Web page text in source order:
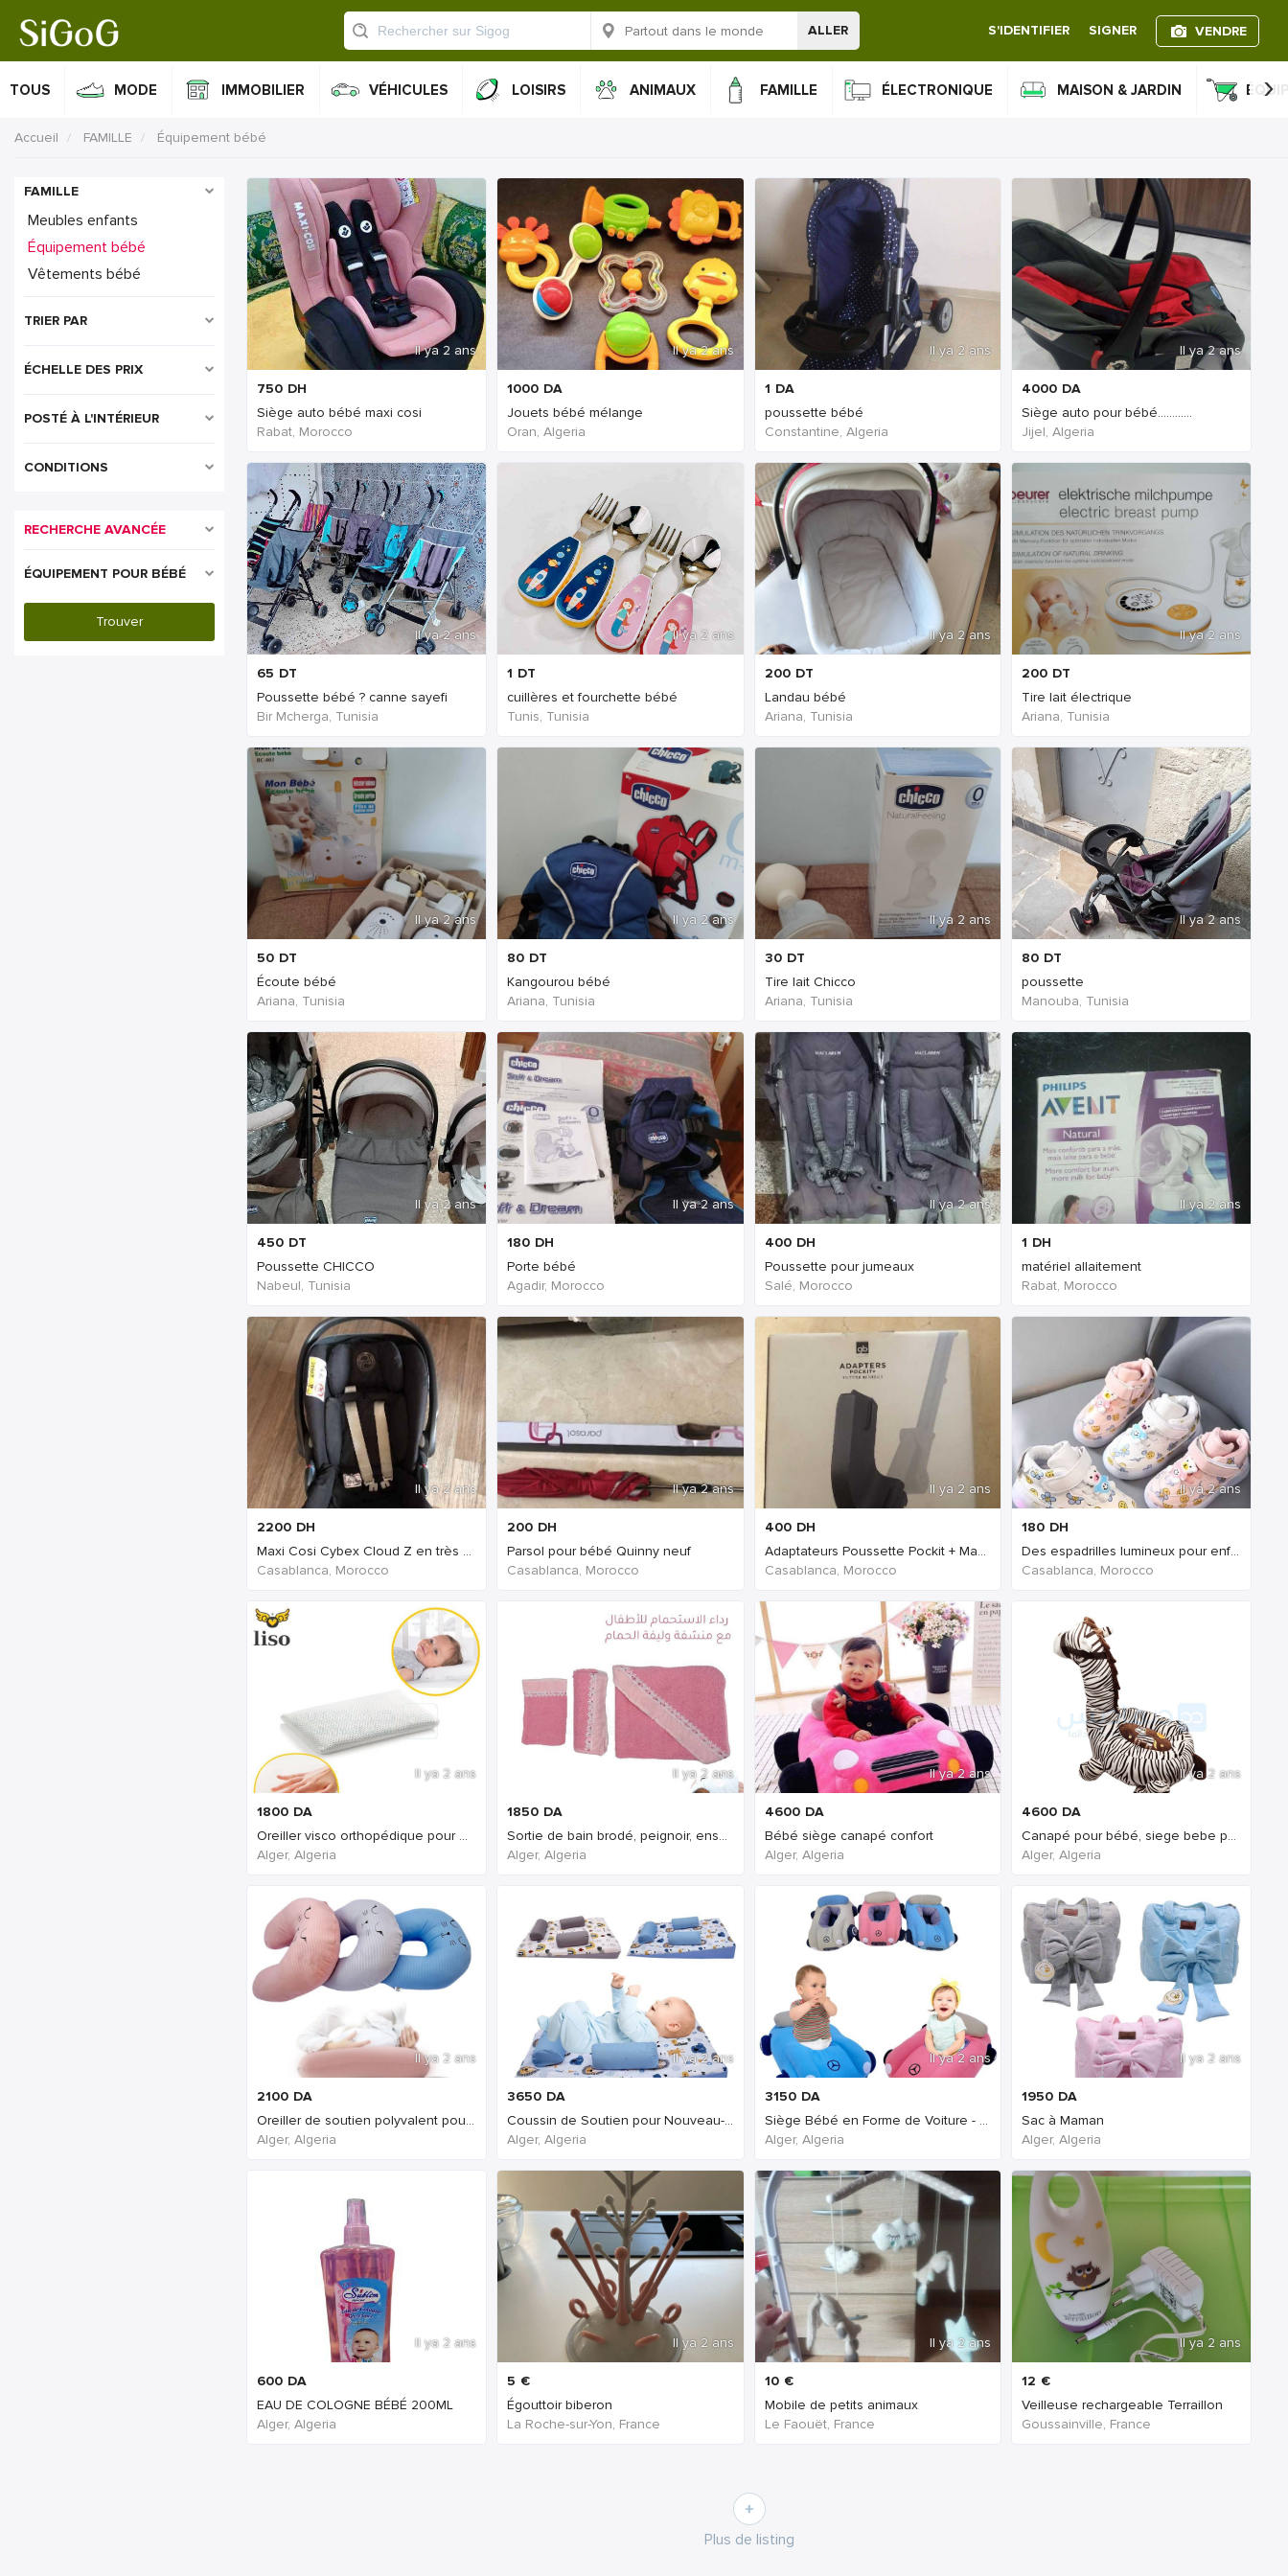
ALLER S'IDENTIFIER SIGNER VENDRE
TOUS MODE IMMOBILIER VÉHICULES LOISIRS ANIMAUX FAMILLE ÉLECTRONIQUE MAISON & JARDIN ›
Accueil FAMILLE Équipement bébé
FAMILLE
Meubles enfants
Équipement bébé
Vêtements bébé
TRIER PAR
ÉCHELLE DES PRIX
POSTÉ À L'INTÉRIEUR
CONDITIONS
RECHERCHE AVANCÉE
ÉQUIPEMENT POUR BÉBÉ
Il ya 2 ans
750 DH
Siège auto bébé maxi cosi
Rabat, Morocco
Il ya 2 ans
65 DT
Poussette bébé ? canne sayefi
Bir Mcherga, Tunisia
Il ya 2 ans
50 DT
Écoute bébé
Ariana, Tunisia
Il ya 2 ans
450 DT
Poussette CHICCO
Nabeul‎, Tunisia
Il ya 2 ans
2200 DH
Maxi Cosi Cybex Cloud Z en très bon état
Casablanca, Morocco
Il ya 2 ans
1800 DA
Oreiller visco orthopédique pour enfants - la clé d'un sommeil sain 40
Alger, Algeria
Il ya 2 ans
2100 DA
Oreiller de soutien polyvalent pour bébés et bébés
Alger, Algeria
Il ya 2 ans
600 DA
EAU DE COLOGNE BÉBÉ 200ML
Alger, Algeria
Il ya 2 ans
1000 DA
Jouets bébé mélange
Oran, Algeria
Il ya 2 ans
1 DT
cuillères et fourchette bébé
Tunis, Tunisia
Il ya 2 ans
80 DT
Kangourou bébé
Ariana, Tunisia
Il ya 2 ans
180 DH
Porte bébé
Agadir, Morocco
Il ya 2 ans
200 DH
Parsol pour bébé Quinny neuf
Casablanca, Morocco
Il ya 2 ans
1850 DA
Sortie de bain brodé, peignoir, ensemble bebe cape avec gant
Alger, Algeria
Il ya 2 ans
3650 DA
Coussin de Soutien pour Nouveau-né avec Coussin Anti-dérapant
Alger, Algeria
Il ya 2 ans
5 €
Égouttoir biberon
La Roche-sur-Yon, France
Il ya 2 ans
1 DA
poussette bébé
Constantine, Algeria
Il ya 2 ans
200 DT
Landau bébé
Ariana, Tunisia
Il ya 2 ans
30 DT
Tire lait Chicco
Ariana, Tunisia
Il ya 2 ans
400 DH
Poussette pour jumeaux
Salé, Morocco
Il ya 2 ans
400 DH
Adaptateurs Poussette Pockit + Maxi Cosi Cybex
Casablanca, Morocco
Il ya 2 ans
4600 DA
Bébé siège canapé confort
Alger, Algeria
Il ya 2 ans
3150 DA
Siège Bébé en Forme de Voiture - Confortable et Sécurisé
Alger, Algeria
Il ya 2 ans
10 €
Mobile de petits animaux
Le Faouët, France
Il ya 2 ans
4000 DA
Siège auto pour bébé............
Jijel, Algeria
Il ya 2 ans
200 DT
Tire lait électrique
Ariana, Tunisia
Il ya 2 ans
80 DT
poussette
Manouba, Tunisia
Il ya 2 ans
1 DH
matériel allaitement
Rabat, Morocco
Il ya 2 ans
180 DH
Des espadrilles lumineux pour enfants
Casablanca, Morocco
Il ya 2 ans
4600 DA
Canapé pour bébé, siege bebe pour canape
Alger, Algeria
Il ya 2 ans
1950 DA
Sac à Maman
Alger, Algeria
Il ya 2 ans
12 €
Veilleuse rechargeable Terraillon
Goussainville, France
Plus de listing